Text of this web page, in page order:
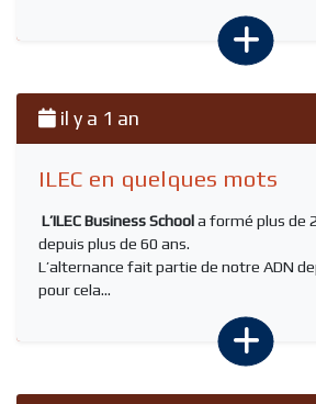
il y a 1 an
ILEC en quelques mots
L’ILEC Business Schoola formé plus de
depuis plus de 60 ans.
L’alternance fait partie de notre ADN
pour cela...